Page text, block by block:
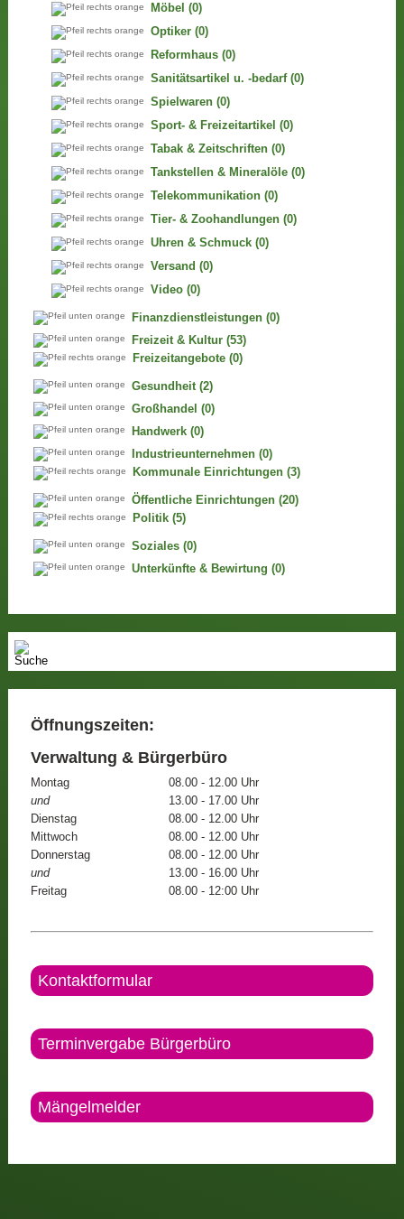
Möbel (0)
Optiker (0)
Reformhaus (0)
Sanitätsartikel u. -bedarf (0)
Spielwaren (0)
Sport- & Freizeitartikel (0)
Tabak & Zeitschriften (0)
Tankstellen & Mineralöle (0)
Telekommunikation (0)
Tier- & Zoohandlungen (0)
Uhren & Schmuck (0)
Versand (0)
Video (0)
Finanzdienstleistungen (0)
Freizeit & Kultur (53)
Freizeitangebote (0)
Gesundheit (2)
Großhandel (0)
Handwerk (0)
Industrieunternehmen (0)
Kommunale Einrichtungen (3)
Öffentliche Einrichtungen (20)
Politik (5)
Soziales (0)
Unterkünfte & Bewirtung (0)
Öffnungszeiten:
Verwaltung & Bürgerbüro
Montag
08.00 - 12.00 Uhr
und
13.00 - 17.00 Uhr
Dienstag
08.00 - 12.00 Uhr
Mittwoch
08.00 - 12.00 Uhr
Donnerstag
08.00 - 12.00 Uhr
und
13.00 - 16.00 Uhr
Freitag
08.00 - 12:00 Uhr
Kontaktformular
Terminvergabe Bürgerbüro
Mängelmelder